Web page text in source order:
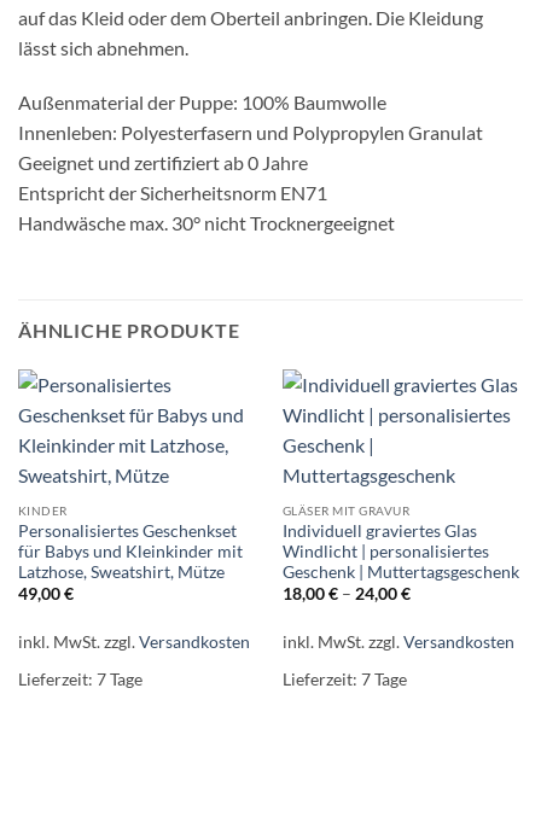
auf das Kleid oder dem Oberteil anbringen. Die Kleidung
lässt sich abnehmen.
Außenmaterial der Puppe: 100% Baumwolle
Innenleben: Polyesterfasern und Polypropylen Granulat
Geeignet und zertifiziert ab 0 Jahre
Entspricht der Sicherheitsnorm EN71
Handwäsche max. 30° nicht Trocknergeeignet
ÄHNLICHE PRODUKTE
KINDER
Personalisiertes Geschenkset
für Babys und Kleinkinder mit
Latzhose, Sweatshirt, Mütze
49,00€
inkl. MwSt.zzgl.Versandkosten
Lieferzeit: 7 Tage
GLÄSER MIT GRAVUR
Individuell graviertes Glas
Windlicht | personalisiertes
Geschenk | Muttertagsgeschenk
18,00€– 24,00€
inkl. MwSt.zzgl.Versandkosten
Lieferzeit: 7 Tage